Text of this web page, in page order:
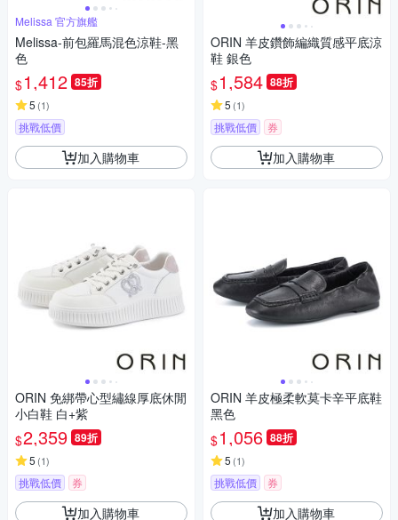
Melissa 官方旗艦
Melissa-前包羅馬混色涼鞋-黑
色
$1,412 85折
5 (1)
挑戰低價
加入購物車
ORIN 免綁帶心型繡線厚底休閒
小白鞋 白+紫
$2,359 89折
5 (1)
挑戰低價 券
加入購物車
ORIN 羊皮鑽飾編織質感平底涼
鞋 銀色
$1,584 88折
5 (1)
挑戰低價 券
加入購物車
ORIN 羊皮極柔軟莫卡辛平底鞋
黑色
$1,056 88折
5 (1)
挑戰低價 券
加入購物車